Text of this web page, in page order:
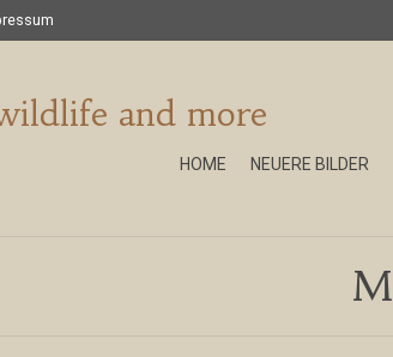
and more
HOME NEUERE BILDER